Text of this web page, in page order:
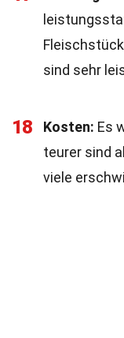
sind sehr
18 Kosten: Es
teurer sind
viele